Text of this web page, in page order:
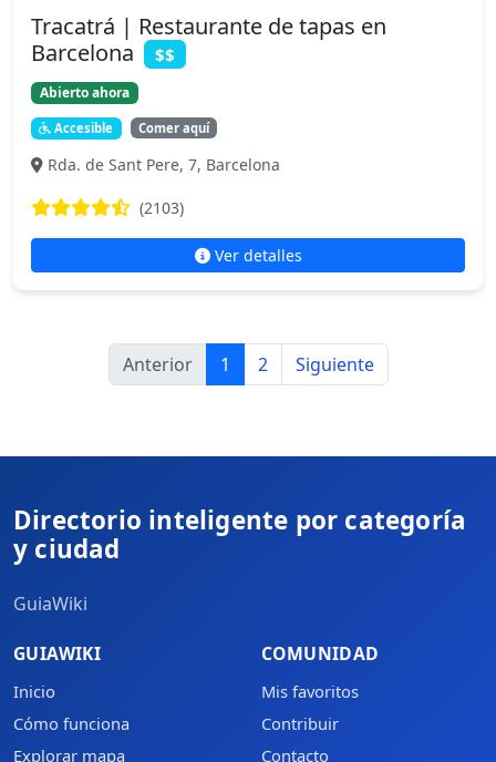
Tracatrá | Restaurante de tapas en
Barcelona
$$
Abierto ahora
Accesible Comer aquí
Rda. de Sant Pere, 7, Barcelona
(2103)
Ver detalles
Anterior 1 2 Siguiente
Directorio inteligente por categoría
y ciudad
GuiaWiki
GUIAWIKI
Inicio
Cómo funciona
Explorar mapa
COMUNIDAD
Mis favoritos
Contribuir
Contacto